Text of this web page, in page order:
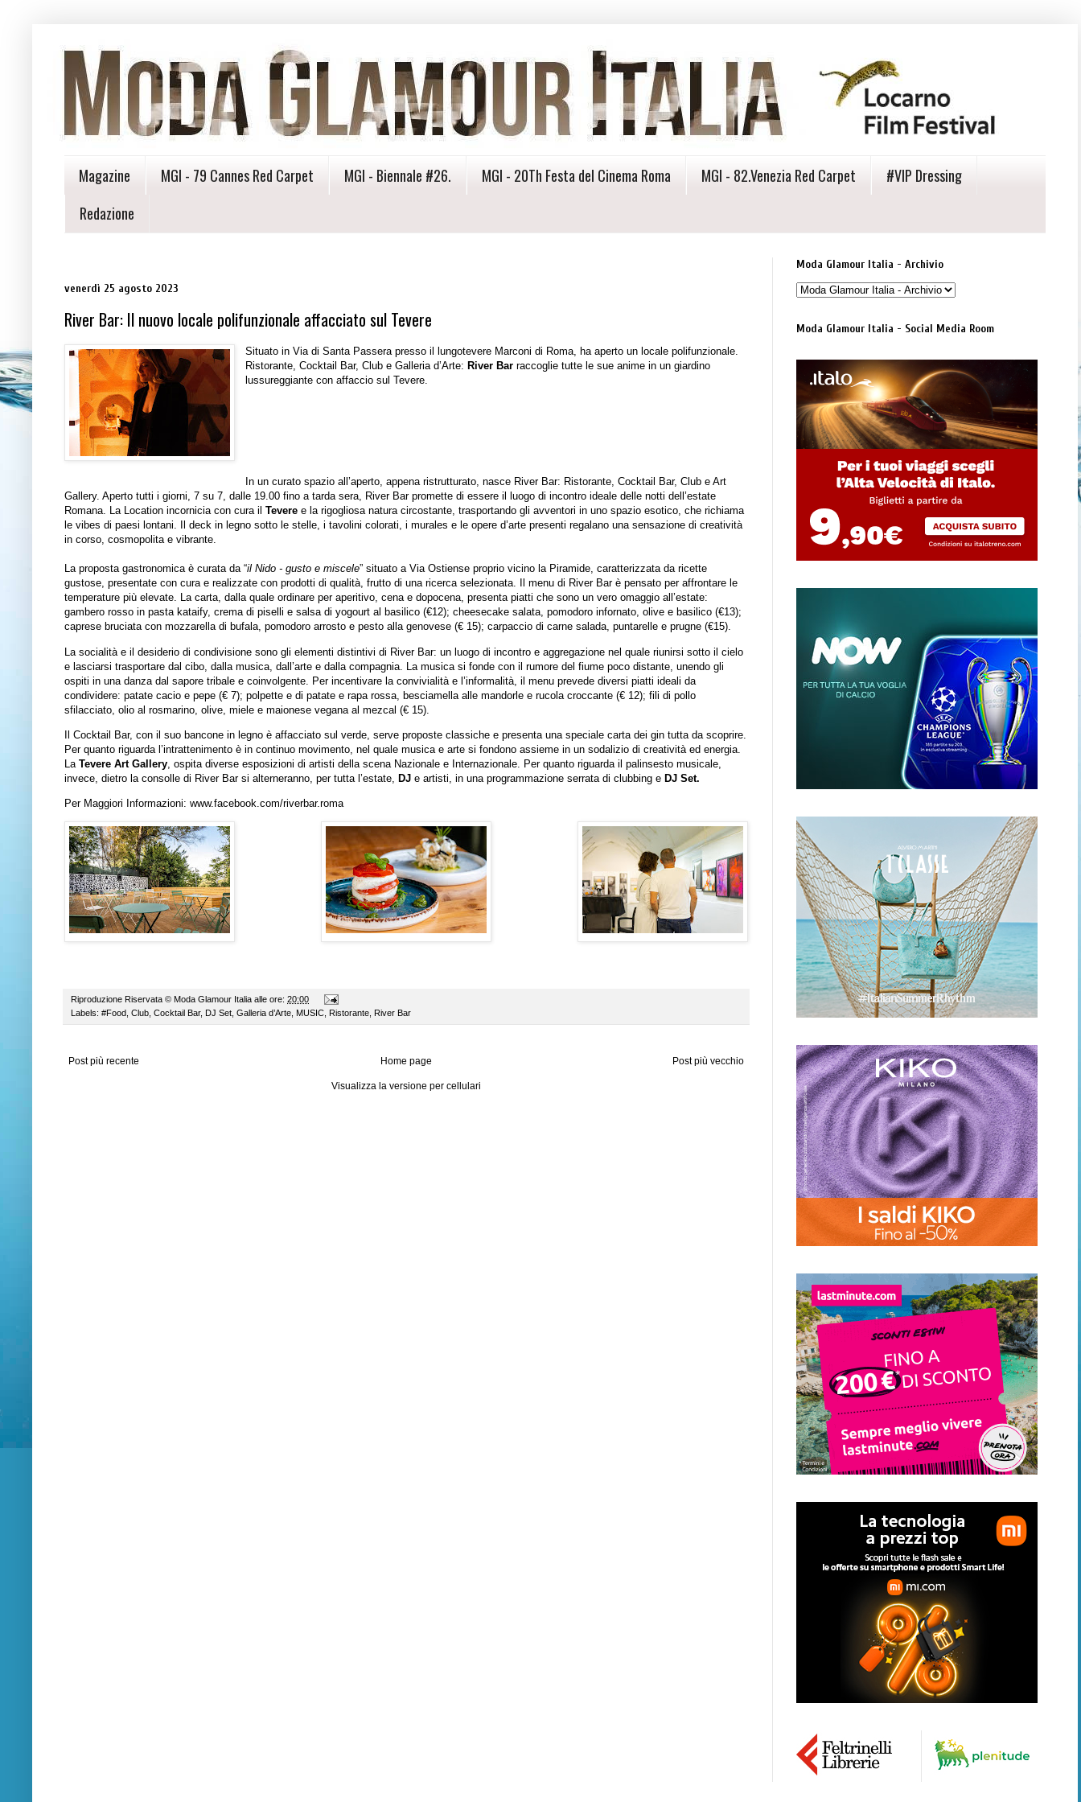
Magazine MGI - 79 Cannes Red Carpet MGI - Biennale #26. MGI - 20Th Festa del Cinema Roma MGI - 82.Venezia Red Carpet
#VIP Dressing
Redazione
venerdì 25 agosto 2023
River Bar: Il nuovo locale polifunzionale affacciato sul Tevere
Situato in Via di Santa Passera presso il lungotevere Marconi di Roma, ha aperto un locale polifunzionale.
Ristorante, Cocktail Bar, Club e Galleria d’Arte: River Bar raccoglie tutte le sue anime in un giardino
lussureggiante con affaccio sul Tevere.
In un curato spazio all’aperto, appena ristrutturato, nasce River Bar: Ristorante, Cocktail Bar, Club e Art
Gallery. Aperto tutti i giorni, 7 su 7, dalle 19.00 fino a tarda sera, River Bar promette di essere il luogo di incontro ideale delle notti dell’estate
Romana. La Location incornicia con cura il Tevere e la rigogliosa natura circostante, trasportando gli avventori in uno spazio esotico, che richiama
le vibes di paesi lontani. Il deck in legno sotto le stelle, i tavolini colorati, i murales e le opere d’arte presenti regalano una sensazione di creatività
in corso, cosmopolita e vibrante.
La proposta gastronomica è curata da “il Nido - gusto e miscele” situato a Via Ostiense proprio vicino la Piramide, caratterizzata da ricette
gustose, presentate con cura e realizzate con prodotti di qualità, frutto di una ricerca selezionata.
Il menu di River Bar è pensato per affrontare le
temperature più elevate. La carta, dalla quale ordinare per aperitivo, cena e dopocena, presenta piatti che sono un vero omaggio all’estate:
gambero rosso in pasta kataify, crema di piselli e salsa di yogourt al basilico (€12); cheesecake salata, pomodoro infornato, olive e basilico (€13);
caprese bruciata con mozzarella di bufala, pomodoro arrosto e pesto alla genovese (€ 15); carpaccio di carne salada, puntarelle e prugne (€15).
La socialità e il desiderio di condivisione sono gli elementi distintivi di River Bar: un luogo di incontro e aggregazione nel quale riunirsi sotto il cielo
e lasciarsi trasportare dal cibo, dalla musica, dall’arte e dalla compagnia. La musica si fonde con il rumore del fiume poco distante, unendo gli
ospiti in una danza dal sapore tribale e coinvolgente. Per incentivare la convivialità e l’informalità, il menu prevede diversi piatti ideali da
condividere: patate cacio e pepe (€ 7); polpette e di patate e rapa rossa, besciamella alle mandorle e rucola croccante (€ 12); fili di pollo
sfilacciato, olio al rosmarino, olive, miele e maionese vegana al mezcal (€ 15).
Il Cocktail Bar, con il suo bancone in legno è affacciato sul verde, serve proposte classiche e presenta una speciale carta dei gin tutta da scoprire.
Per quanto riguarda l’intrattenimento è in continuo movimento, nel quale musica e arte si fondono assieme in un sodalizio di creatività ed energia.
La Tevere Art Gallery , ospita diverse esposizioni di artisti della scena Nazionale e Internazionale. Per quanto riguarda il palinsesto musicale,
invece, dietro la consolle di River Bar si alterneranno, per tutta l’estate,
DJ e artisti, in una programmazione serrata di clubbing e DJ Set.
Per Maggiori Informazioni: www.facebook.com/riverbar.roma
Riproduzione Riservata © Moda Glamour Italia alle ore: 20:00
Labels: #Food Club Cocktail Bar, DJ Set Galleria d’Arte MUSIC Ristorante River Bar
Post più recente Post più vecchio
Home page
Visualizza la versione per cellulari
Moda Glamour Italia - Archivio
Moda Glamour Italia - Social Media Room